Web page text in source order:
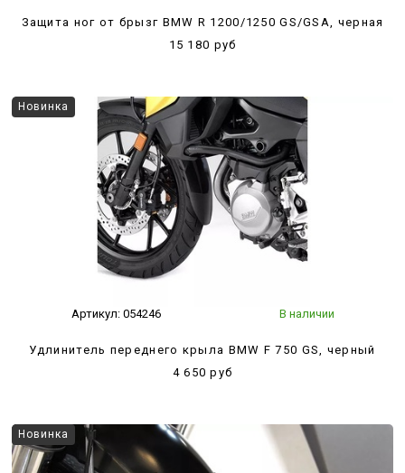
Защита ног от брызг BMW R 1200/1250 GS/GSA, черная
15 180 руб
Новинка
Артикул: 054246 В наличии
Удлинитель переднего крыла BMW F 750 GS, черный
4 650 руб
Новинка